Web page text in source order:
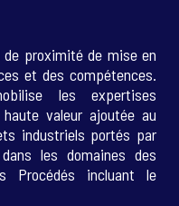
proximité de mise en
et des compétences.
les expertises
valeur ajoutée au
industriels portés par
les domaines des
Procédés incluant le